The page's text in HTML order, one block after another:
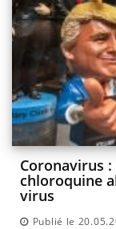
Coronavirus
chloroquine
virus
Publié le